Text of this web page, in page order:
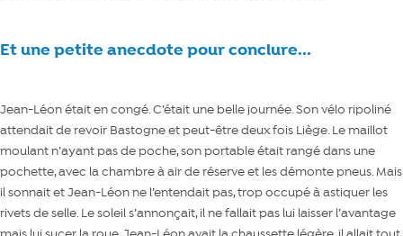
Et une petite anecdote pour conclure...
Jean-Léon était en congé. C’était une belle journée. Son vélo ripoliné
attendait de revoir Bastogne et peut-être deux fois Liège. Le maillot
moulant n’ayant pas de poche, son portable était rangé dans une
pochette, avec la chambre à air de réserve et les démonte pneus. Mais
il sonnait et Jean-Léon ne l’entendait pas, trop occupé à astiquer les
rivets de selle. Le soleil s’annonçait, il ne fallait pas lui laisser l’avantage